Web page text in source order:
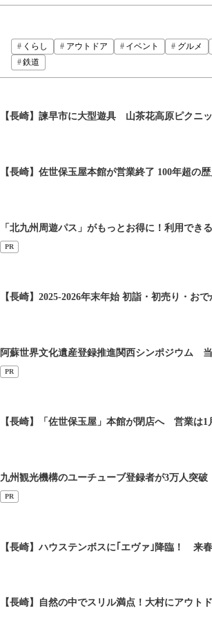
くらし アウトドア イベント グルメ
鉄道
【長崎】諫早市に大型遊具 山茶花高原ピクニ
【長崎】佐世保玉屋本館が営業終了 100年超の
「北九州周遊パス」がもっとお得に！利用でき
PR
【長崎】2025-2026年末年始 初詣・初売り・お
阿蘇世界文化遺産登録推進関西シンポジウム
PR
【長崎】「佐世保玉屋」本館が閉店へ 営業は1
九州観光機構のユーチューブ登録者が3万人突
PR
【長崎】ハウステンボスに｢エヴァ｣降臨！ 来
【長崎】自然の中でスリル満点！大村にアウト